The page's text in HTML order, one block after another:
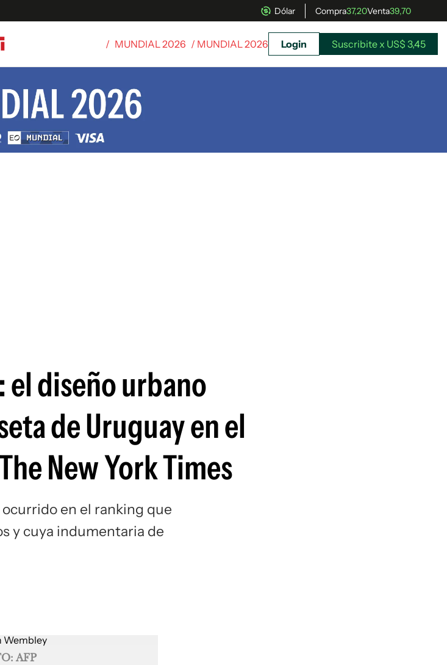
Dólar Compra37,20Venta39,70
/ MUNDIAL 2026 / MUNDIAL 2026 Login Suscribite x US$ 3,45
el diseño urbano
de Uruguay en el
New York Times
en el ranking que
y cuya indumentaria de
AFP